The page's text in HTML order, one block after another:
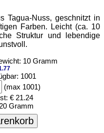
Tagua-Nuss, geschnitzt in
Farben. Leicht (ca. 10
Struktur und lebendige
10 Gramm
1001
(max 1001)
€ 21.24
Gramm